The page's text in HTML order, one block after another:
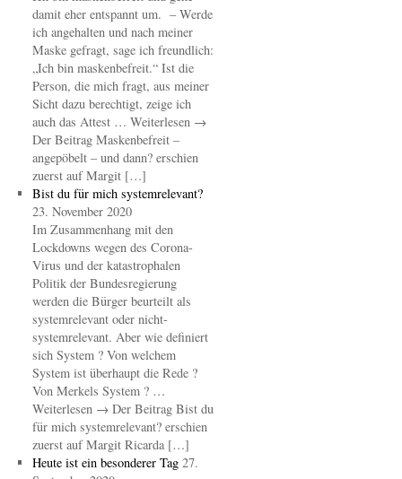
damit eher entspannt um. – Werde
ich angehalten und nach meiner
Maske gefragt, sage ich freundlich:
„Ich bin maskenbefreit.“ Ist die
Person, die mich fragt, aus meiner
Sicht dazu berechtigt, zeige ich
auch das Attest … Weiterlesen →
Der Beitrag Maskenbefreit –
angepöbelt – und dann? erschien
zuerst auf Margit […]
Bist du für mich systemrelevant?
23. November 2020
Im Zusammenhang mit den
Lockdowns wegen des Corona-
Virus und der katastrophalen
Politik der Bundesregierung
werden die Bürger beurteilt als
systemrelevant oder nicht-
systemrelevant. Aber wie definiert
sich System ? Von welchem
System ist überhaupt die Rede ?
Von Merkels System ? …
Weiterlesen → Der Beitrag Bist du
für mich systemrelevant? erschien
zuerst auf Margit Ricarda […]
Heute ist ein besonderer Tag 27.